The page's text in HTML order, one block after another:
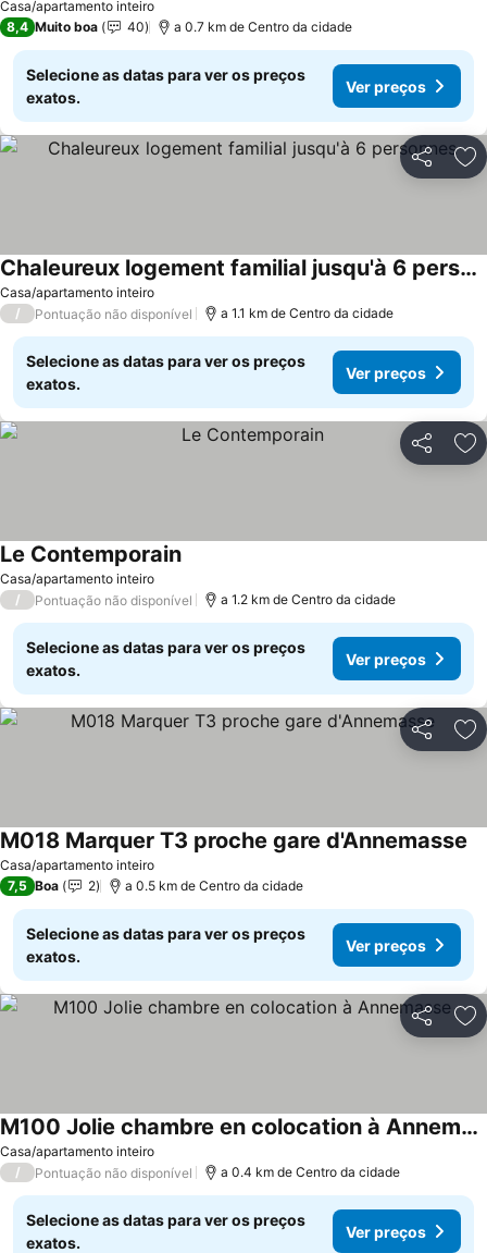
Casa/apartamento inteiro
Ver preços
8,4 Muito boa 40 a 0.7 km de Centro da cidade
Selecione as datas para ver os preços
exatos.
Ver preços
Partilhar
Casa/apartamento inteiro
Chaleureux logement familial jusqu'à 6 personnes
Ver preços
/ Pontuação não disponível a 1.1 km de Centro da cidade
Selecione as datas para ver os preços
exatos.
Ver preços
Partilhar
Casa/apartamento inteiro
Le ContemporainVer preços
/ Pontuação não disponível a 1.2 km de Centro da cidade
Selecione as datas para ver os preços
exatos.
Ver preços
Partilhar
Casa/apartamento inteiro
M018 Marquer T3 proche gare d'Annemasse
7,5 Boa 2 a 0.5 km de Centro da cidade
Selecione as datas para ver os preços
exatos.
Ver preços
Partilhar
Casa/apartamento inteiro
M100 Jolie chambre en colocation à Annemasse
Ver preços
/ Pontuação não disponível a 0.4 km de Centro da cidade
Selecione as datas para ver os preços
exatos.
Ver preços